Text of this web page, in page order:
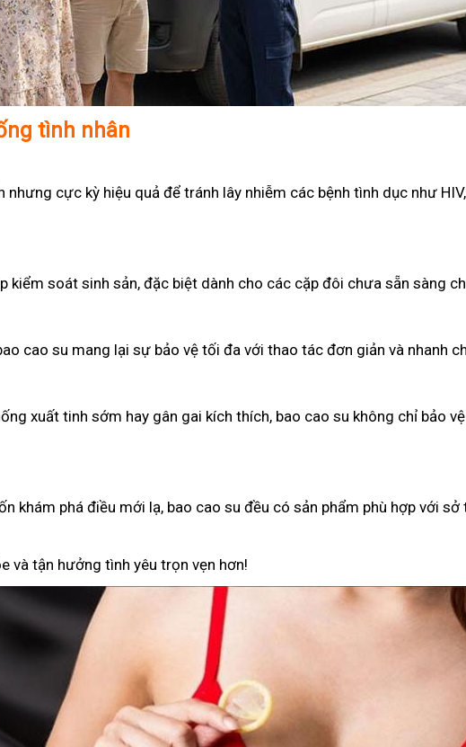
tình nhân
cực kỳ hiệu quả để tránh lây nhiễm các bệnh tình dục như
kiểm soát sinh sản, đặc biệt dành cho các cặp đôi chưa sẵn sàng
cao su mang lại sự bảo vệ tối đa với thao tác đơn giản và nhanh
xuất tinh sớm hay gân gai kích thích, bao cao su không chỉ bảo
khám phá điều mới lạ, bao cao su đều có sản phẩm phù hợp với sở
và tận hưởng tình yêu trọn vẹn hơn!